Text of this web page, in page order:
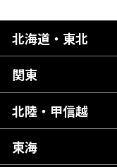
北海道・東北
北海道
青森県
秋田県
関東
茨城県
栃木県
北陸・甲信越
新潟県
東海